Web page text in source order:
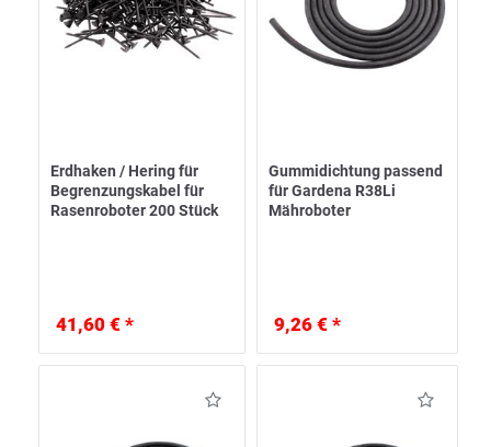
Erdhaken / Hering für
Begrenzungskabel für
Rasenroboter 200 Stück
41,60 € *
Gummidichtung passend
für Gardena R38Li
Mähroboter
9,26 € *